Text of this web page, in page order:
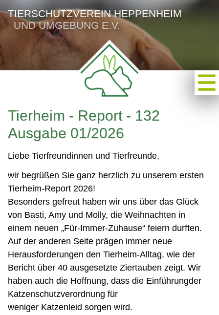
TIERSCHUTZVEREIN HEPPENHEIM
UND UMGEBUNG E.V.
Tierheim - Report - 132
Ausgabe 01/2026
Liebe Tierfreundinnen und Tierfreunde,
wir begrüßen Sie ganz herzlich zu unserem ersten
Tierheim-Report 2026!
Besonders gefreut haben wir uns über das Glück
von Basti, Amy und Molly, die Weihnachten in
einem neuen „Für-Immer-Zuhause“ feiern durften.
Auf der anderen Seite prägen immer neue
Herausforderungen den Tierheim-Alltag, wie der
Bericht über 40 ausgesetzte Ziertauben zeigt. Wir
haben auch die Hoffnung, dass die Einführungder
Katzenschutzverordnung für
weniger Katzenleid sorgen wird.